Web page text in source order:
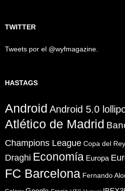
TWITTER
Tweets por el @wyfmagazine.
HASTAGS
Android Android 5.0
Atlético de Madrid
Champions League Copa del Rey
Draghi Economía Europa
FC Barcelona Fernando